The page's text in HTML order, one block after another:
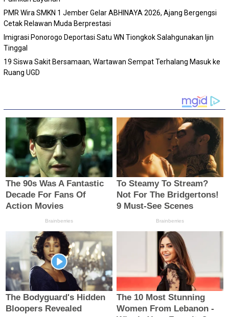
PMR Wira SMKN 1 Jember Gelar ABHINAYA 2026, Ajang Bergengsi
Cetak Relawan Muda Berprestasi
Imigrasi Ponorogo Deportasi Satu WN Tiongkok Salahgunakan Ijin
Tinggal
19 Siswa Sakit Bersamaan, Wartawan Sempat Terhalang Masuk ke
Ruang UGD